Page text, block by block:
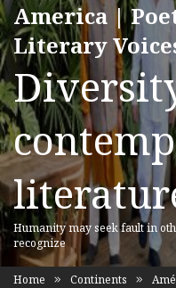
America |
Literary
Humanity may seek fault in
recognize
Home Continents